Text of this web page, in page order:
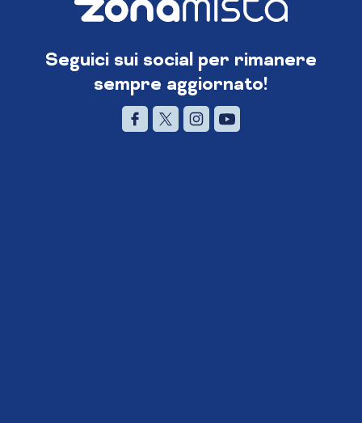
Seguici sui social per rimanere
sempre aggiornato!